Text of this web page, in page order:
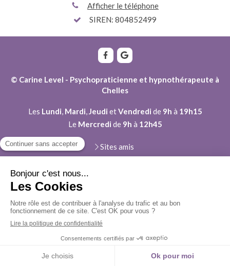
Afficher le téléphone
SIREN: 804852499
© Carine Level - Psychopraticienne et hypnothérapeute à
Chelles
Les Lundi, Mardi,Jeudi etVendredi de 9h à 19h15
Le Mercredi de 9h à 12h45
Sites amis
Mentions légales
8 Avenue du Docteur Blanchet77500Chelles
Afficher le téléphone
Création et référencement du site par Simplébo
Ce site a été créé grâce à